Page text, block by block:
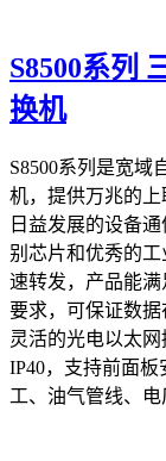
S8500系列
换机
S8500系列是宽域
机，提供万兆的
日益发展的设备
别芯片和优秀的
速转发，产品能
要求，可保证数
灵活的光电以太
IP40，支持前面板
工、油气管线、电